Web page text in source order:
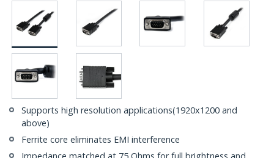
Supports high resolution applications(1920x1200 and
above)
Ferrite core eliminates EMI interference